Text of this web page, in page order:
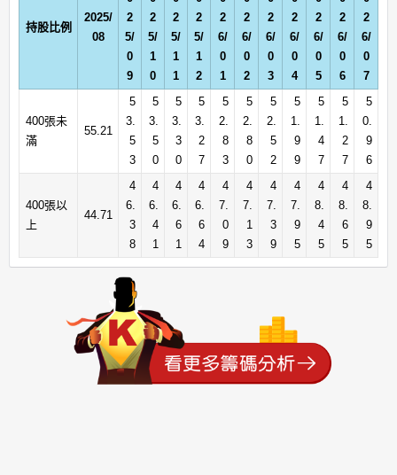
持股比例
2025/
08
2
5/
0
9
2
5/
1
0
2
5/
1
1
2
5/
1
2
2
6/
0
1
2
6/
0
2
2
6/
0
3
2
6/
0
4
2
6/
0
5
2
6/
0
6
2
6/
0
7
400張未
滿
55.21
5
3.
5
3
5
3.
5
0
5
3.
3
0
5
3.
2
7
5
2.
8
3
5
2.
8
0
5
2.
5
2
5
1.
9
9
5
1.
4
7
5
1.
2
7
5
0.
9
6
400張以
上
44.71
4
6.
3
8
4
6.
4
1
4
6.
6
1
4
6.
6
4
4
7.
0
9
4
7.
1
3
4
7.
3
9
4
7.
9
5
4
8.
4
5
4
8.
6
5
4
8.
9
5